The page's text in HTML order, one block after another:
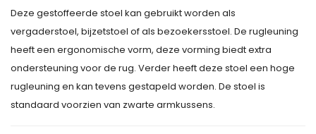
Deze gestoffeerde stoel kan gebruikt worden als
vergaderstoel, bijzetstoel of als bezoekersstoel. De rugleuning
heeft een ergonomische vorm, deze vorming biedt extra
ondersteuning voor de rug. Verder heeft deze stoel een hoge
rugleuning en kan tevens gestapeld worden. De stoel is
standaard voorzien van zwarte armkussens.